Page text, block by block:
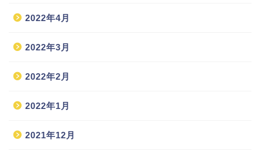
2022年4月
2022年3月
2022年2月
2022年1月
2021年12月